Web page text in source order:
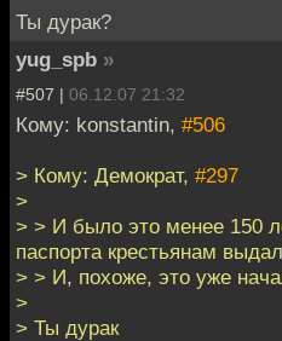
Ты дурак?
yug_spb »
#507 | 06.12.07 21:32
Кому: konstantin, #506
> Кому: Демократ, #297
>
> > И было это менее 150
паспорта крестьянам
> > И, похоже, это уже
>
> Ты дурак